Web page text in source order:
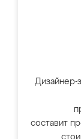
Дизайнер-
составит